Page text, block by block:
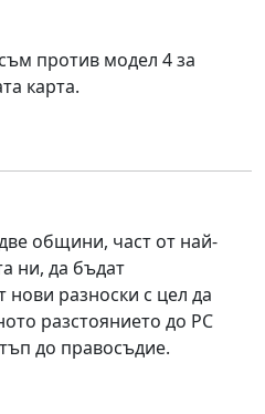
против модел 4 за
карта.
общини, част от най-
ни, да бъдат
разноски с цел да
разстоянието до РС
до правосъдие.